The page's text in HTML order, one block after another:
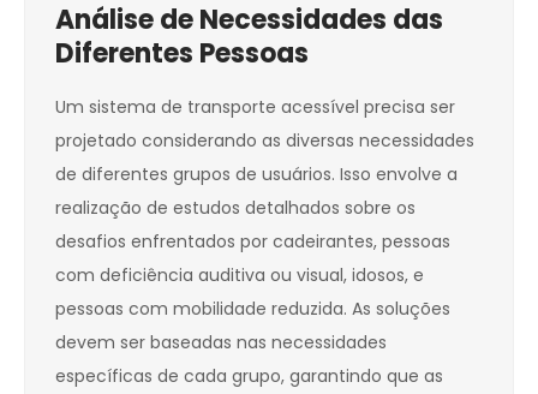
Análise de Necessidades das
Diferentes Pessoas
Um sistema de transporte acessível precisa ser
projetado considerando as diversas necessidades
de diferentes grupos de usuários. Isso envolve a
realização de estudos detalhados sobre os
desafios enfrentados por cadeirantes, pessoas
com deficiência auditiva ou visual, idosos, e
pessoas com mobilidade reduzida. As soluções
devem ser baseadas nas necessidades
específicas de cada grupo, garantindo que as